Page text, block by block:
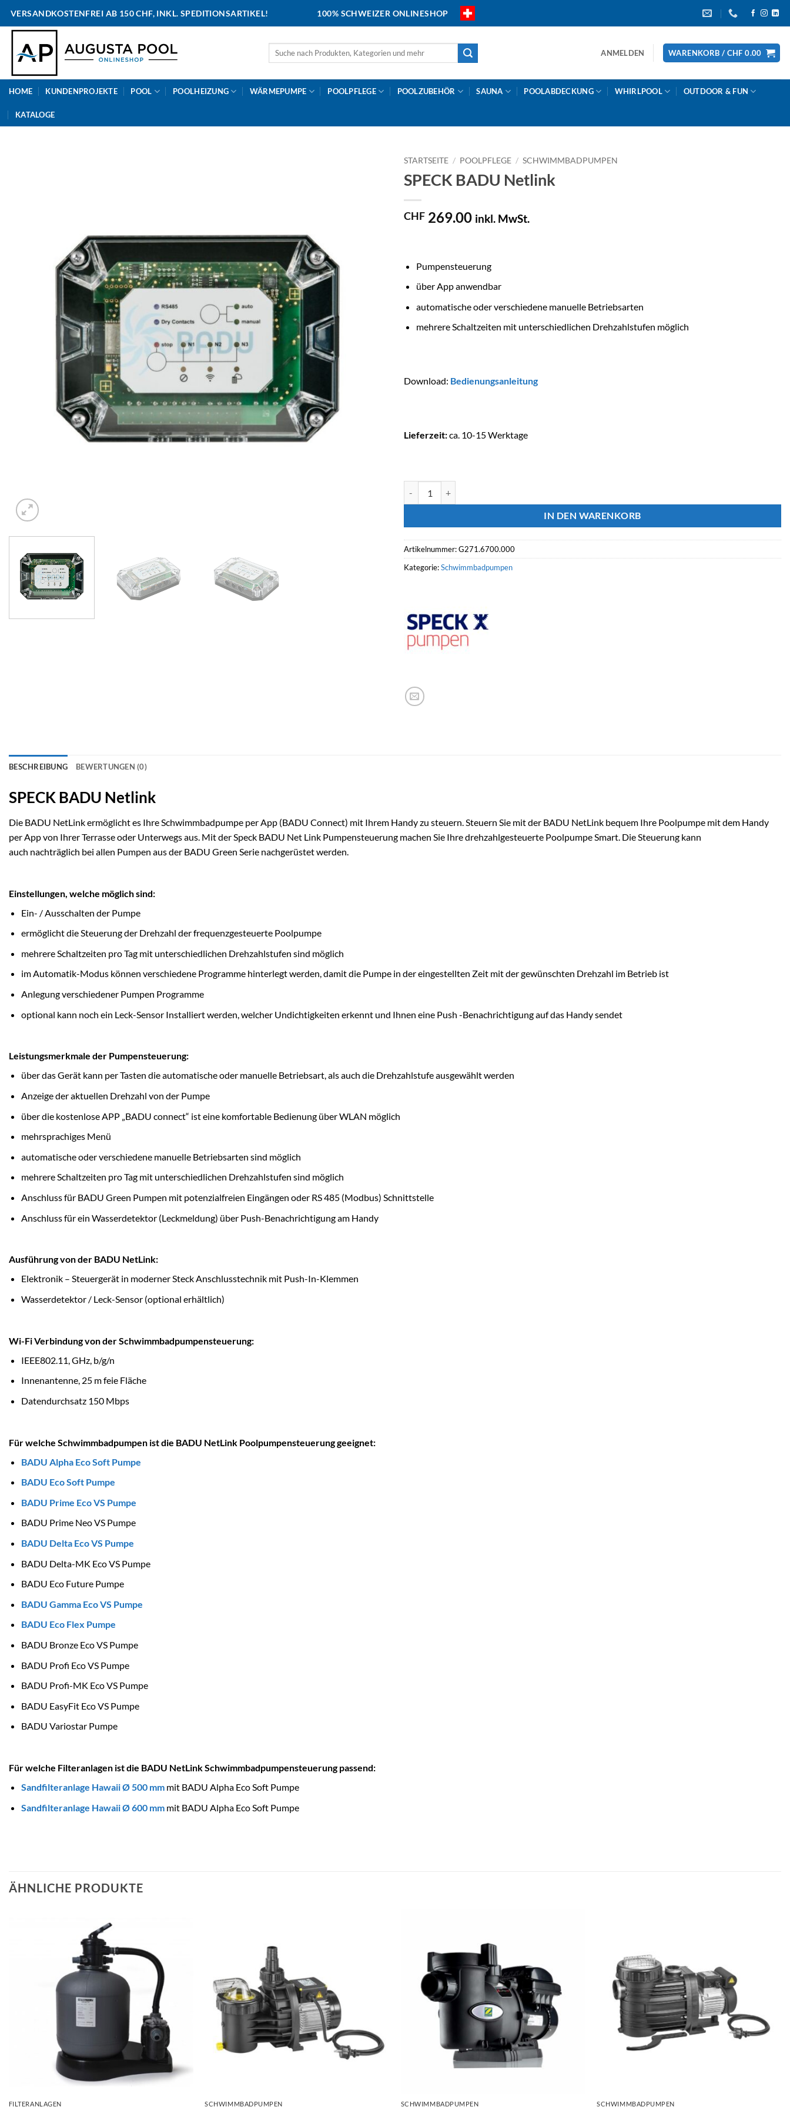
VERSANDKOSTENFREI AB 150 CHF, INKL. SPEDITIONSARTIKEL! 100% SCHWEIZER ONLINESHOP
Suche
ANMELDEN WARENKORB / CHF 0.00
HOME KUNDENPROJEKTE POOL POOLHEIZUNG WÄRMEPUMPE POOLPFLEGE POOLZUBEHÖR SAUNA POOLABDECKUNG WHIRLPOOL OUTDOOR & FUN
KATALOGE
STARTSEITE / POOLPFLEGE / SCHWIMMBADPUMPEN
SPECK BADU Netlink
CHF 269.00 inkl. MwSt.
Pumpensteuerung
über App anwendbar
automatische oder verschiedene manuelle Betriebsarten
mehrere Schaltzeiten mit unterschiedlichen Drehzahlstufen möglich
Download: Bedienungsanleitung
Lieferzeit:ca. 10-15 Werktage
IN DEN WARENKORB
Artikelnummer:G271.6700.000
Kategorie:Schwimmbadpumpen
BESCHREIBUNG BEWERTUNGEN (0)
SPECK BADU Netlink
Die BADU NetLink ermöglicht es Ihre Schwimmbadpumpe per App (BADU Connect) mit Ihrem Handy zu steuern. Steuern Sie mit der BADU NetLink bequem Ihre Poolpumpe mit dem Handy
per App von Ihrer Terrasse oder Unterwegs aus. Mit der Speck BADU Net Link Pumpensteuerung machen Sie Ihre drehzahlgesteuerte Poolpumpe Smart. Die Steuerung kann
auch nachträglich bei allen Pumpen aus der BADU Green Serie nachgerüstet werden.
Einstellungen, welche möglich sind:
Ein- / Ausschalten der Pumpe
ermöglicht die Steuerung der Drehzahl der frequenzgesteuerte Poolpumpe
mehrere Schaltzeiten pro Tag mit unterschiedlichen Drehzahlstufen sind möglich
im Automatik-Modus können verschiedene Programme hinterlegt werden, damit die Pumpe in der eingestellten Zeit mit der gewünschten Drehzahl im Betrieb ist
Anlegung verschiedener Pumpen Programme
optional kann noch ein Leck-Sensor Installiert werden, welcher Undichtigkeiten erkennt und Ihnen eine Push -Benachrichtigung auf das Handy sendet
Leistungsmerkmale der Pumpensteuerung:
über das Gerät kann per Tasten die automatische oder manuelle Betriebsart, als auch die Drehzahlstufe ausgewählt werden
Anzeige der aktuellen Drehzahl von der Pumpe
über die kostenlose APP „BADU connect“ ist eine komfortable Bedienung über WLAN möglich
mehrsprachiges Menü
automatische oder verschiedene manuelle Betriebsarten sind möglich
mehrere Schaltzeiten pro Tag mit unterschiedlichen Drehzahlstufen sind möglich
Anschluss für BADU Green Pumpen mit potenzialfreien Eingängen oder RS 485 (Modbus) Schnittstelle
Anschluss für ein Wasserdetektor (Leckmeldung) über Push-Benachrichtigung am Handy
Ausführung von der BADU NetLink:
Elektronik – Steuergerät in moderner Steck Anschlusstechnik mit Push-In-Klemmen
Wasserdetektor / Leck-Sensor (optional erhältlich)
Wi-Fi Verbindung von der Schwimmbadpumpensteuerung:
IEEE802.11, GHz, b/g/n
Innenantenne, 25 m feie Fläche
Datendurchsatz 150 Mbps
Für welche Schwimmbadpumpen ist die BADU NetLink Poolpumpensteuerung geeignet:
BADU Alpha Eco Soft Pumpe
BADU Eco Soft Pumpe
BADU Prime Eco VS Pumpe
BADU Prime Neo VS Pumpe
BADU Delta Eco VS Pumpe
BADU Delta-MK Eco VS Pumpe
BADU Eco Future Pumpe
BADU Gamma Eco VS Pumpe
BADU Eco Flex Pumpe
BADU Bronze Eco VS Pumpe
BADU Profi Eco VS Pumpe
BADU Profi-MK Eco VS Pumpe
BADU EasyFit Eco VS Pumpe
BADU Variostar Pumpe
Für welche Filteranlagen ist die BADU NetLink Schwimmbadpumpensteuerung passend:
Sandfilteranlage Hawaii Ø 500 mmmit BADU Alpha Eco Soft Pumpe
Sandfilteranlage Hawaii Ø 600 mmmit BADU Alpha Eco Soft Pumpe
ÄHNLICHE PRODUKTE
FILTERANLAGEN SCHWIMMBADPUMPEN SCHWIMMBADPUMPEN SCHWIMMBADPUMPEN